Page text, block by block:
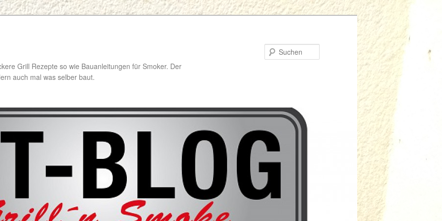
Grill Rezepte so wie Bauanleitungen für Smoker. Der
auch mal was selber baut.